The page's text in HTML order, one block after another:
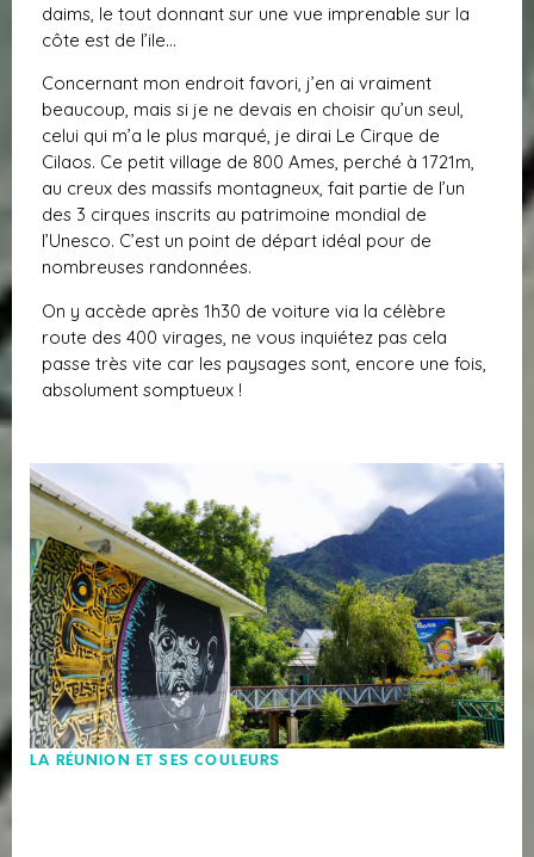
daims, le tout donnant sur une vue imprenable sur la
côte est de l’ile…
Concernant mon endroit favori, j’en ai vraiment
beaucoup, mais si je ne devais en choisir qu’un seul,
celui qui m’a le plus marqué, je dirai Le Cirque de
Cilaos. Ce petit village de 800 Ames, perché à 1721m,
au creux des massifs montagneux, fait partie de l’un
des 3 cirques inscrits au patrimoine mondial de
l’Unesco. C’est un point de départ idéal pour de
nombreuses randonnées.
On y accède après 1h30 de voiture via la célèbre
route des 400 virages, ne vous inquiétez pas cela
passe très vite car les paysages sont, encore une fois,
absolument somptueux !
LA RÉUNION ET SES COULEURS